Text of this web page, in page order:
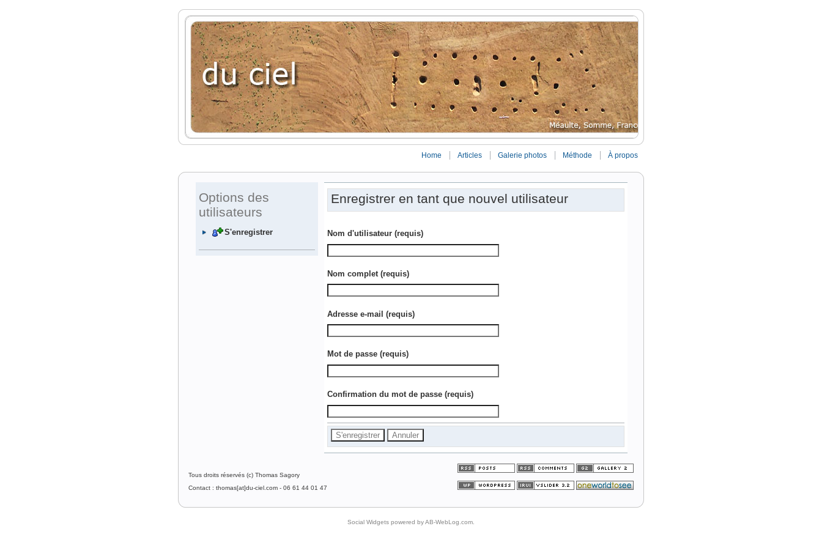
Home Articles Galerie photos Méthode À propos
Options des
utilisateurs
S'enregistrer
Enregistrer en tant que nouvel utilisateur
Nom d'utilisateur (requis)
Nom complet (requis)
Adresse e-mail (requis)
Mot de passe (requis)
Confirmation du mot de passe (requis)
Tous droits réservés (c) Thomas Sagory
Contact : thomas[at]du-ciel.com - 06 61 44 01 47
Social Widgets powered byAB-WebLog.com